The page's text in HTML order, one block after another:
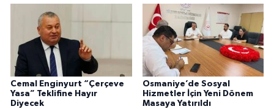
Cemal Enginyurt “Çerçeve
Yasa” Teklifine Hayır
Diyecek
Osmaniye’de Sosyal
Hizmetler İçin Yeni Dönem
Masaya Yatırıldı